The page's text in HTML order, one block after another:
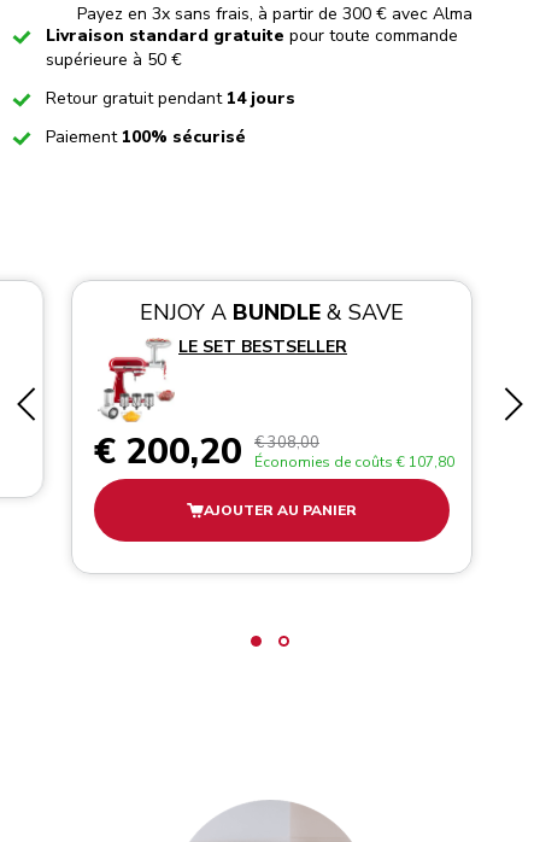
Payez en 3x sans frais, à partir de 300 € avec Alma
CheckedLivraison standard gratuite pour toute commande
supérieure à 50 €
CheckedRetour gratuit pendant 14 jours
CheckedPaiement 100% sécurisé
ENJOY A BUNDLE& SAVE
LE SET BESTSELLER
€ 200,20 € 308,00
Économies de coûts € 107,80
AJOUTER AU PANIER